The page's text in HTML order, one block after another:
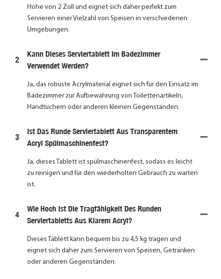
Höhe von 2 Zoll und eignet sich daher perfekt zum
Servieren einer Vielzahl von Speisen in verschiedenen
Umgebungen.
2
Kann Dieses Serviertablett Im Badezimmer
Verwendet Werden?
Ja, das robuste Acrylmaterial eignet sich für den Einsatz im
Badezimmer zur Aufbewahrung von Toilettenartikeln,
Handtüchern oder anderen kleinen Gegenständen.
3
Ist Das Runde Serviertablett Aus Transparentem
Acryl Spülmaschinenfest?
Ja, dieses Tablett ist spülmaschinenfest, sodass es leicht
zu reinigen und für den wiederholten Gebrauch zu warten
ist.
4
Wie Hoch Ist Die Tragfähigkeit Des Runden
Serviertabletts Aus Klarem Acryl?
Dieses Tablett kann bequem bis zu 4,5 kg tragen und
eignet sich daher zum Servieren von Speisen, Getränken
oder anderen Gegenständen.